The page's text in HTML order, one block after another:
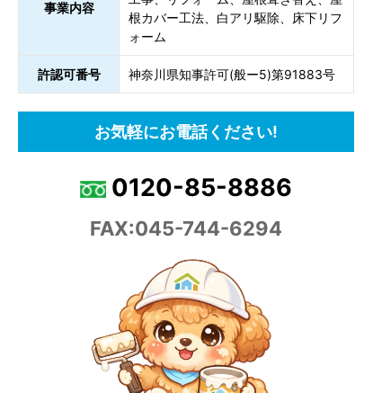
事業内容
根カバー工法、白アリ駆除、床下リフ
ォーム
許認可番号 神奈川県知事許可(般ー5)第91883号
お気軽にお電話ください!
0120-85-8886
FAX:045-744-6294